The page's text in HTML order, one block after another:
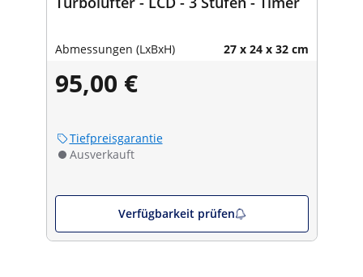
Abmessungen (LxBxH) 27 x 24 x 32 cm
95,00 €
Tiefpreisgarantie
Ausverkauft
Verfügbarkeit prüfen